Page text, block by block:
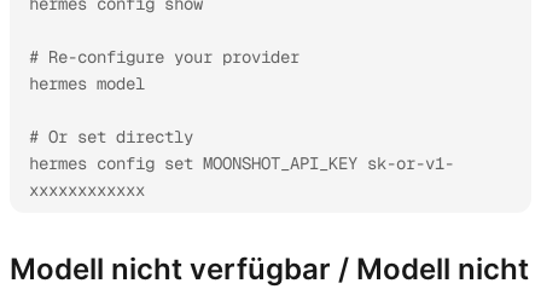
# Re-configure your provider
hermes model
# Or set directly
hermes config set MOONSHOT_API_KEY sk-or-v1-
xxxxxxxxxxxx
Modell nicht verfügbar / Modell nicht